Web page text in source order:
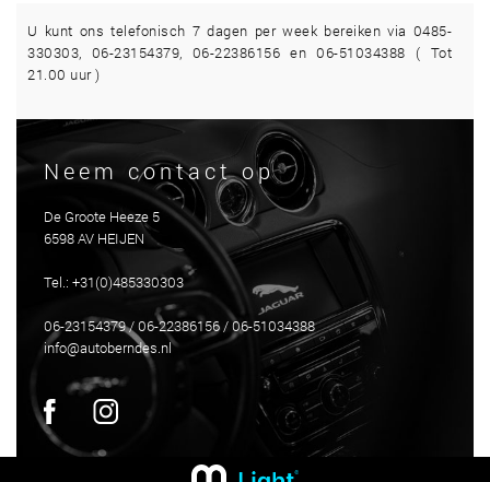
U kunt ons telefonisch 7 dagen per week bereiken via 0485-
330303, 06-23154379, 06-22386156 en 06-51034388 ( Tot
21.00 uur )
Neem contact op
De Groote Heeze 5
6598 AV HEIJEN
Tel.: +31(0)485330303
06-23154379 / 06-22386156 / 06-51034388
info@autoberndes.nl